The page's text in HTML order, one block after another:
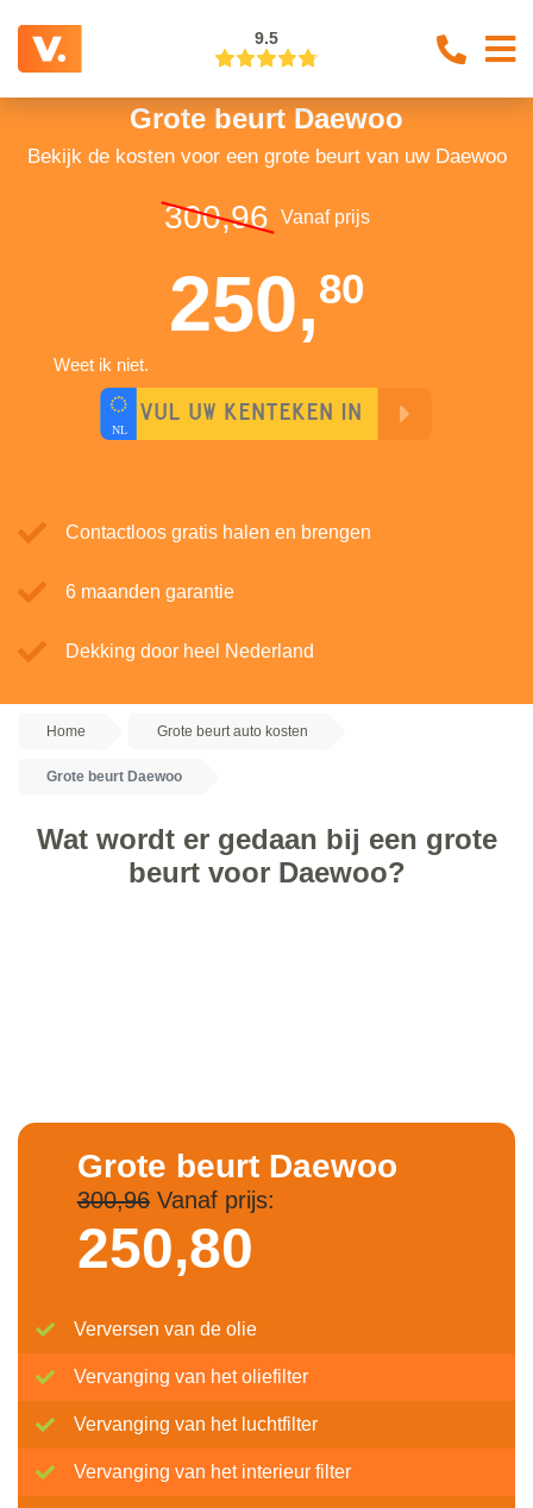
9.5
Grote beurt Daewoo
Bekijk de kosten voor een grote beurt van uw Daewoo
300,96 Vanaf prijs
250,80
Weet ik niet.
Contactloos gratis halen en brengen
6 maanden garantie
Dekking door heel Nederland
Home Grote beurt auto kosten
Grote beurt Daewoo
Wat wordt er gedaan bij een grote
beurt voor Daewoo?
Grote beurt Daewoo
300,96Vanaf prijs:
250,80
Verversen van de olie
Vervanging van het oliefilter
Vervanging van het luchtfilter
Vervanging van het interieur filter